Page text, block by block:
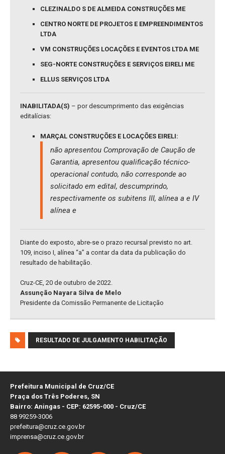
CLEZINALDO S DE ALMEIDA CONSTRUÇÕES ME
CENTRO NORTE DE PROJETOS E EMPREENDIMENTOS
LTDA
VM CONSTRUÇÕES LOCAÇÕES E EVENTOS LTDA ME
SEG-NORTE CONSTRUÇÕES E SERVIÇOS EIRELI ME
ELLUS SERVIÇOS LTDA
INABILITADA(S) – por descumprimento das exigências
editalícias:
MARÇAL CONSTRUÇÕES E LOCAÇÕES EIRELI:
não apresentou Comprovação de Caução de
Garantia, apresentou qualificação técnico-
operacional contudo, não corresponde ao
solicitado em edital, descumprindo,
respectivamente os subitens III, alínea a e IV
alínea e
Diante do exposto, abre-se o prazo recursal previsto no art.
109, inciso I, alínea “a” a contar da data da publicação do
resultado de habilitação.
Cruz-CE, 20 de outubro de 2022.
Assunção Nayara Silva de Melo
Presidente da Comissão Permanente de Licitação
RESULTADO DE JULGAMENTO HABILITAÇÃO
Prefeitura Municipal de Cruz/CE
Praça dos Três Poderes, SN
Bairro: Aningas - CEP: 62595-000 - Cruz/CE
88 99259-3006
prefeitura@cruz.ce.gov.br
imprensa@cruz.ce.gov.br